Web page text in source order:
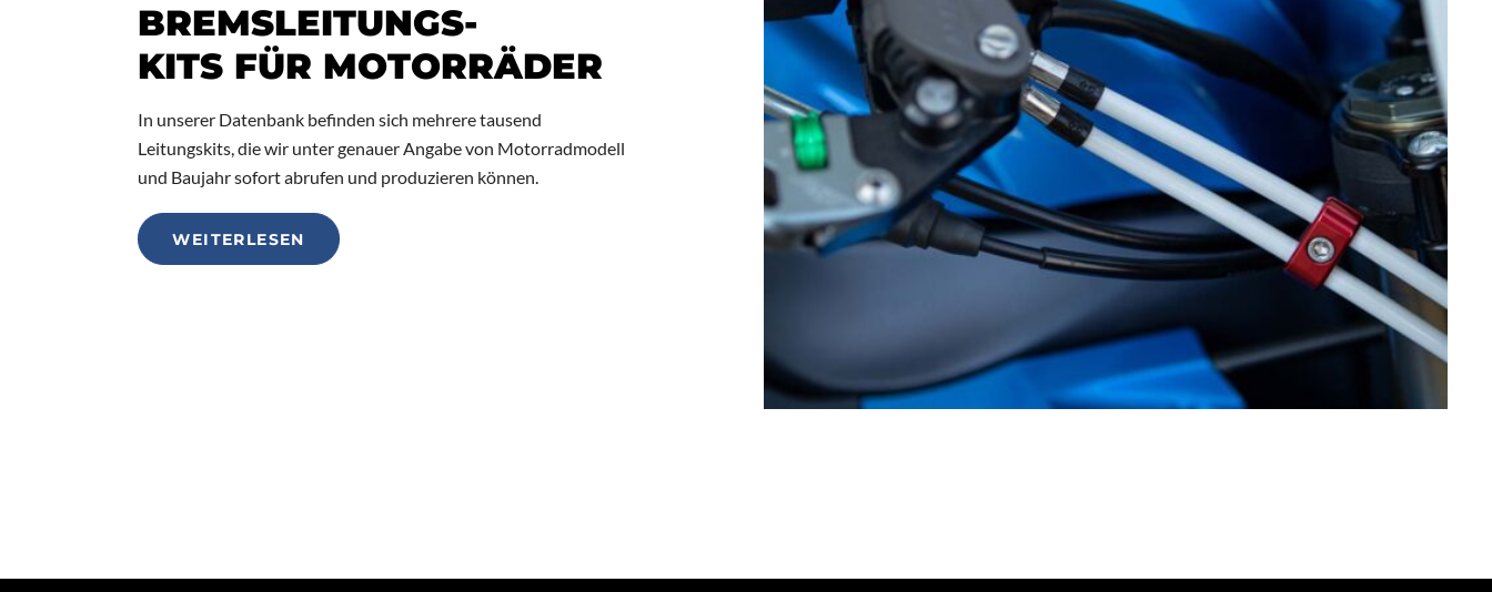
BREMSLEITUNGS-
KITS FÜR MOTORRÄDER
In unserer Datenbank befinden sich mehrere tausend
Leitungskits, die wir unter genauer Angabe von Motorradmodell
und Baujahr sofort abrufen und produzieren können.
WEITERLESEN